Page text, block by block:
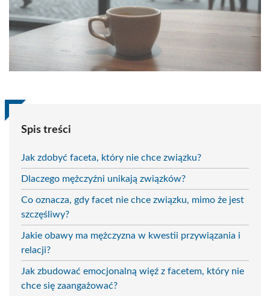
Spis treści
Jak zdobyć faceta, który nie chce związku?
Dlaczego mężczyźni unikają związków?
Co oznacza, gdy facet nie chce związku, mimo że jest
szczęśliwy?
Jakie obawy ma mężczyzna w kwestii przywiązania i
relacji?
Jak zbudować emocjonalną więź z facetem, który nie
chce się zaangażować?